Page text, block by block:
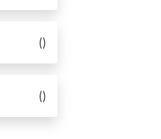
()
()